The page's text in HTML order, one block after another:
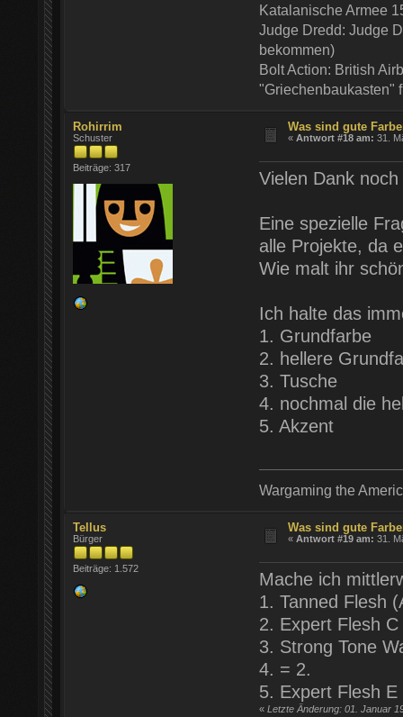
Katalanische Armee
Judge Dredd: Judge
bekommen)
Bolt Action: British
"Griechenbaukasten"
Rohirrim
Schuster
Beiträge: 317
Was sind gute
«Antwort #18 am: 31.
Vielen Dank
Eine spezielle
alle Projekte, da
Wie malt ihr
Ich halte das
1. Grundfarbe
2. hellere
3. Tusche
4. nochmal die
5. Akzent
Wargaming the
Tellus
Bürger
Beiträge: 1.572
Was sind gute
«Antwort #19 am: 31.
Mache ich
1. Tanned Flesh
2. Expert Flesh
3. Strong Tone
4. = 2.
5. Expert Flesh E
« Letzte Änderung: 01. Januar